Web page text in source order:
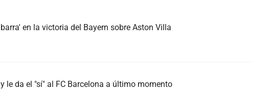
en la victoria del Bayern sobre Aston Villa
le da el "sí" al FC Barcelona a último momento